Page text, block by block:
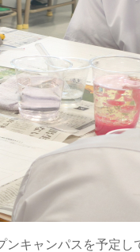
ンキャンパスを予定し